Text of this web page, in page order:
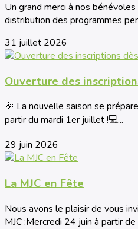
Un grand merci à nos
distribution des programmes
31 juillet 2026
Ouverture des
🎉 La nouvelle saison se
partir du mardi 1er juillet !💻...
29 juin 2026
La MJC en Fête
Nous avons le plaisir de vous
MJC :Mercredi 24 juin à partir de